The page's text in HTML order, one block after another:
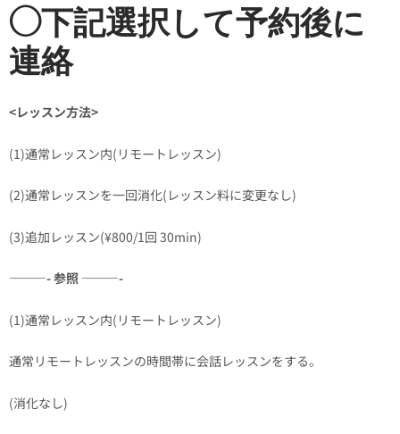
◯下記選択して予約後に
連絡
<レッスン方法>
(1)通常レッスン内(リモートレッスン)
(2)通常レッスンを一回消化(レッスン料に変更なし)
(3)追加レッスン(¥800/1回 30min)
———- 参照 ———-
(1)通常レッスン内(リモートレッスン)
通常リモートレッスンの時間帯に会話レッスンをする。
(消化なし)